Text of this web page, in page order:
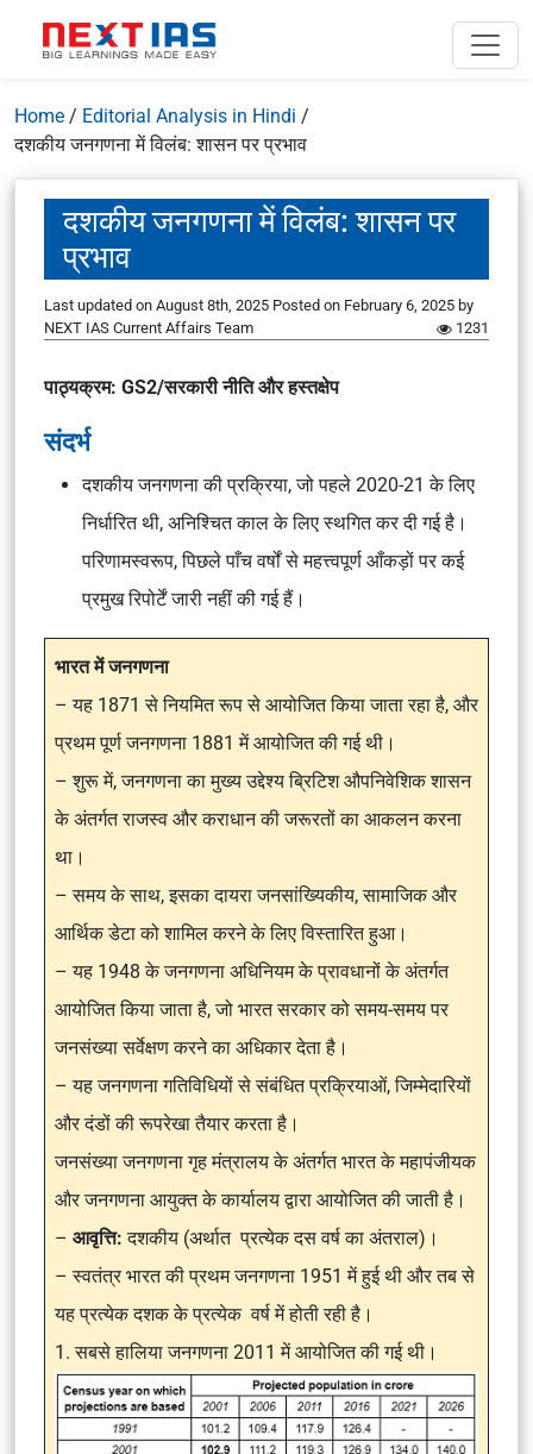
Home / Editorial Analysis in Hindi /
दशकीय जनगणना में विलंब: शासन पर प्रभाव
दशकीय जनगणना में विलंब: शासन पर
प्रभाव
Last updated on August 8th, 2025 Posted on February 6, 2025 by
NEXT IAS Current Affairs Team
1231
पाठ्यक्रम: GS2/सरकारी नीति और हस्तक्षेप
संदर्भ
दशकीय जनगणना की प्रक्रिया, जो पहले 2020-21 के लिए
निर्धारित थी, अनिश्चित काल के लिए स्थगित कर दी गई है।
परिणामस्वरूप, पिछले पाँच वर्षों से महत्त्वपूर्ण आँकड़ों पर कई
प्रमुख रिपोर्टें जारी नहीं की गई हैं।
भारत में जनगणना
– यह 1871 से नियमित रूप से आयोजित किया जाता रहा है, और
प्रथम पूर्ण जनगणना 1881 में आयोजित की गई थी।
– शुरू में, जनगणना का मुख्य उद्देश्य ब्रिटिश औपनिवेशिक शासन
के अंतर्गत राजस्व और कराधान की जरूरतों का आकलन करना
था।
– समय के साथ, इसका दायरा जनसांख्यिकीय, सामाजिक और
आर्थिक डेटा को शामिल करने के लिए विस्तारित हुआ।
– यह 1948 के जनगणना अधिनियम के प्रावधानों के अंतर्गत
आयोजित किया जाता है, जो भारत सरकार को समय-समय पर
जनसंख्या सर्वेक्षण करने का अधिकार देता है।
– यह जनगणना गतिविधियों से संबंधित प्रक्रियाओं, जिम्मेदारियों
और दंडों की रूपरेखा तैयार करता है।
जनसंख्या जनगणना गृह मंत्रालय के अंतर्गत भारत के महापंजीयक
और जनगणना आयुक्त के कार्यालय द्वारा आयोजित की जाती है।
– आवृत्ति: दशकीय (अर्थात प्रत्येक दस वर्ष का अंतराल)।
– स्वतंत्र भारत की प्रथम जनगणना 1951 में हुई थी और तब से
यह प्रत्येक दशक के प्रत्येक वर्ष में होती रही है।
1. सबसे हालिया जनगणना 2011 में आयोजित की गई थी।